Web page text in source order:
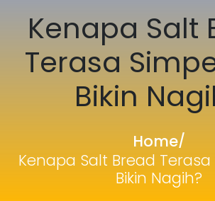
Kenapa Salt
Terasa
Bikin
Home/
Kenapa Salt Bread
Bikin Nagih?